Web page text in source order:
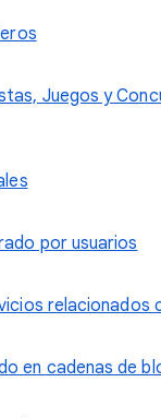
Juegos y
por usuarios
relacionados
en cadenas de